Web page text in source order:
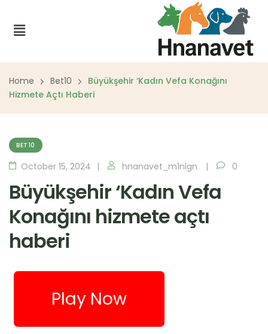
Home Bet10
Büyükşehir ‘Kadın Vefa Konağını
Hizmete Açtı Haberi
BET10
October 15, 2024 hnanavet_m1nlgn 0
Büyükşehir ‘Kadın Vefa
Konağını hizmete açtı
haberi
Play Now